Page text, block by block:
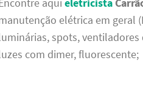
aqui eletricista
elétrica em geral
spots,
com dimer, fluorescente;